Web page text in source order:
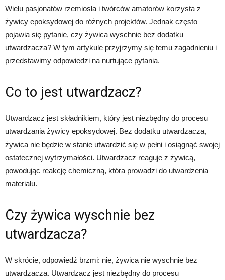
Wielu pasjonatów rzemiosła i twórców amatorów korzysta z
żywicy epoksydowej do różnych projektów. Jednak często
pojawia się pytanie, czy żywica wyschnie bez dodatku
utwardzacza? W tym artykule przyjrzymy się temu zagadnieniu i
przedstawimy odpowiedzi na nurtujące pytania.
Co to jest utwardzacz?
Utwardzacz jest składnikiem, który jest niezbędny do procesu
utwardzania żywicy epoksydowej. Bez dodatku utwardzacza,
żywica nie będzie w stanie utwardzić się w pełni i osiągnąć swojej
ostatecznej wytrzymałości. Utwardzacz reaguje z żywicą,
powodując reakcję chemiczną, która prowadzi do utwardzenia
materiału.
Czy żywica wyschnie bez
utwardzacza?
W skrócie, odpowiedź brzmi: nie, żywica nie wyschnie bez
utwardzacza. Utwardzacz jest niezbędny do procesu